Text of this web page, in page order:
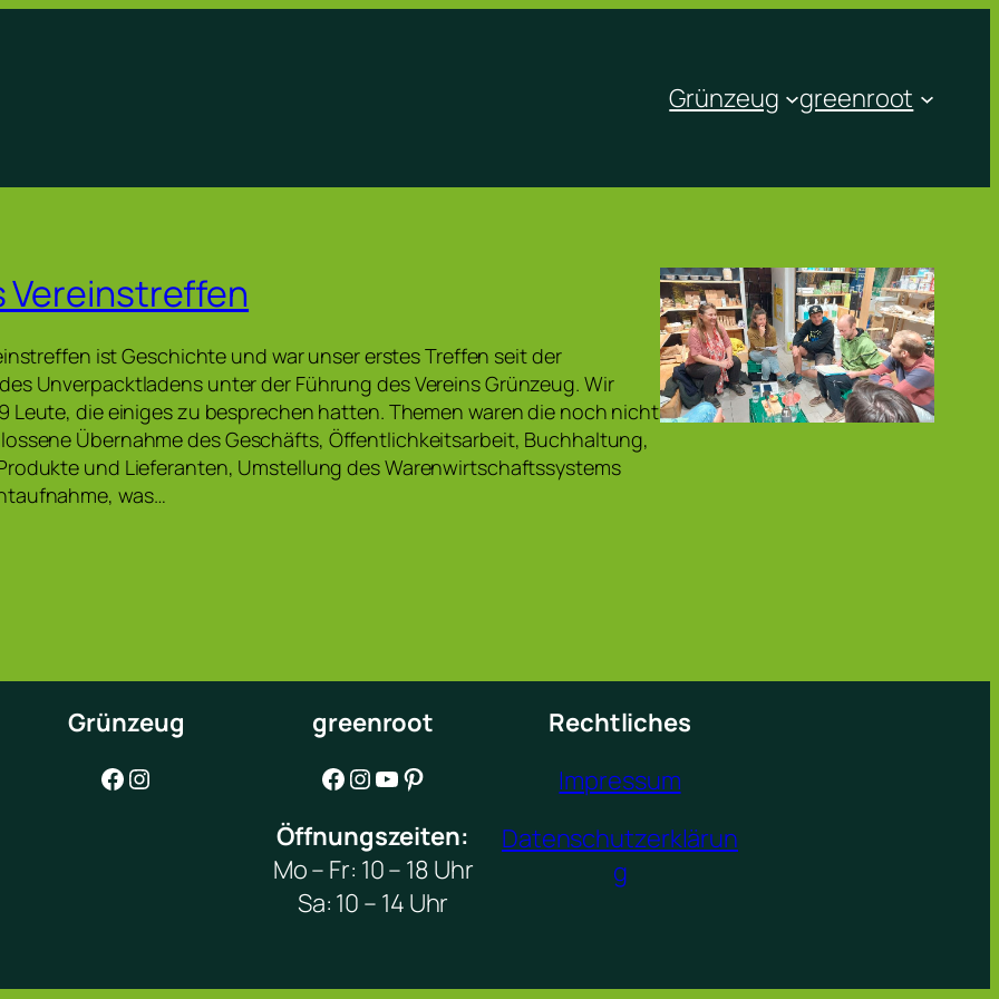
Grünzeug greenroot
Vereinstreffen
ist Geschichte und war unser erstes Treffen seit der
Unverpacktladens unter der Führung des Vereins Grünzeug. Wir
Leute, die einiges zu besprechen hatten. Themen waren die noch nicht
Übernahme des Geschäfts, Öffentlichkeitsarbeit, Buchhaltung,
und Lieferanten, Umstellung des Warenwirtschaftssystems
was…
Grünzeug
Facebook Instagram
greenroot
Facebook Instagram YouTube Pinterest
Öffnungszeiten:
Mo – Fr: 10 – 18 Uhr
Sa: 10 – 14 Uhr
Rechtliches
Impressum
Datenschutzerklärun
g